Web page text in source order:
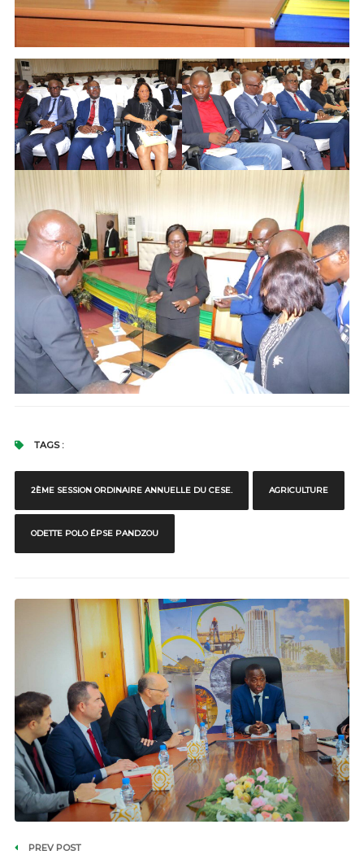
TAGS :
2ÈME SESSION ORDINAIRE ANNUELLE DU CESE. AGRICULTURE
ODETTE POLO ÉPSE PANDZOU
PREV POST